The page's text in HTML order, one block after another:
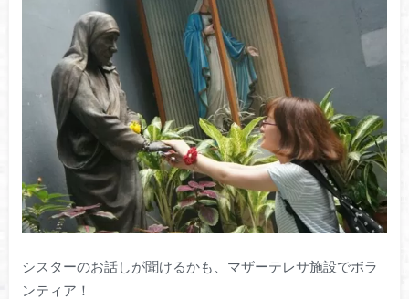
シスターのお話しが聞けるかも、マザーテレサ施設でボラ
ンティア！